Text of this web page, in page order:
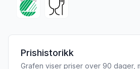
Prishistorikk
Grafen viser priser over 90 dager,